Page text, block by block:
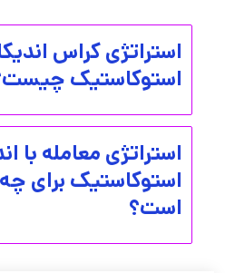
استراتژی کراس
استوکاستیک
استراتژی معامله با
استوکاستیک برای
است؟